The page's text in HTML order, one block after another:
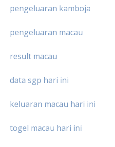
pengeluaran kamboja
pengeluaran macau
result macau
data sgp hari ini
keluaran macau hari ini
togel macau hari ini